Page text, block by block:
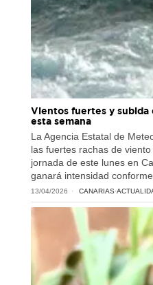
Vientos fuertes y subida
esta semana
La Agencia Estatal de
las fuertes rachas de
jornada de este lunes en
ganará intensidad
13/04/2026 CANARIAS·